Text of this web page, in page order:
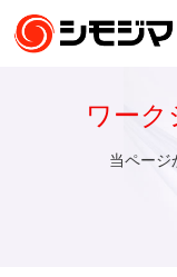
ワーク
当ページ